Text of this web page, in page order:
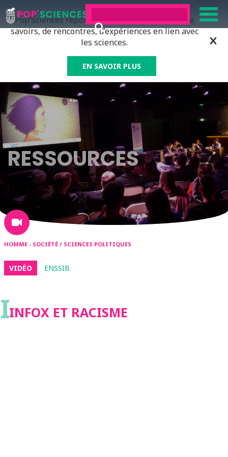
Pop’Sciences répond à tous ceux qui ont soif de
savoirs, de rencontres, d’expériences en lien avec
les sciences.
EN SAVOIR PLUS
RESSOURCES
HOMME - SOCIÉTÉ / SCIENCES POLITIQUES
VIDÉO ENSSIB
IINFOX ET RACISME